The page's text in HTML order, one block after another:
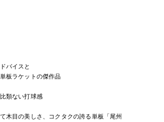
バイスと
板ラケットの傑作品
類ない打球感
木目の美しさ、コクタクの誇る単板「尾州